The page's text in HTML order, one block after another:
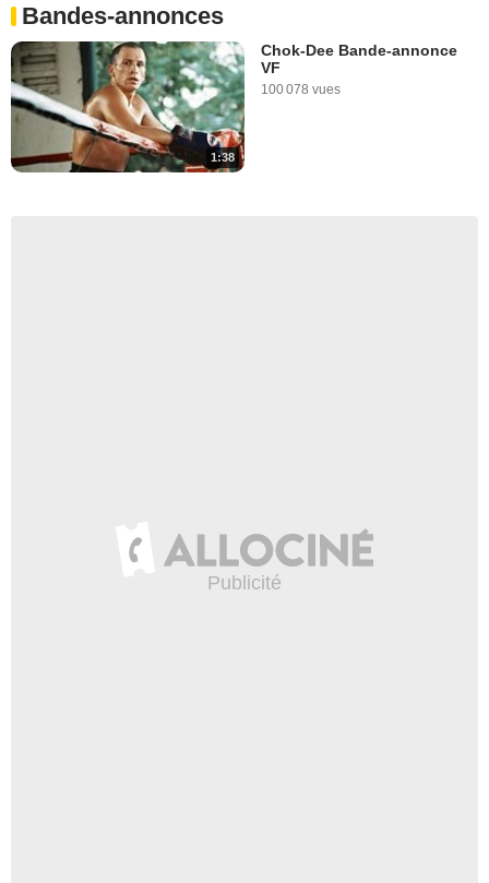
Bandes-annonces
1:38
Chok-Dee Bande-annonce
VF
100 078 vues